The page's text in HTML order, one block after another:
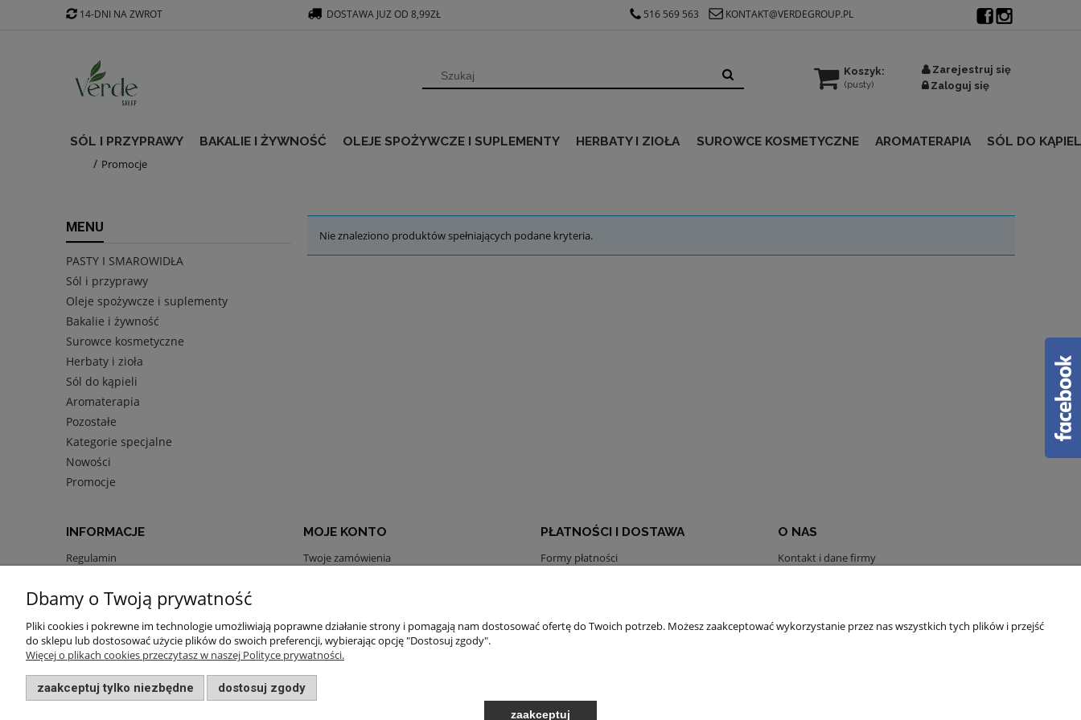
Zarejestruj się
Zaloguj się
Koszyk:
(pusty)
SÓL I PRZYPRAWY BAKALIE I ŻYWNOŚĆ OLEJE SPOŻYWCZE I SUPLEMENTY HERBATY I ZIOŁA SUROWCE KOSMETYCZNE AROMATERAPIA SÓL DO
Promocje
14-DNI NA ZWROT DOSTAWA JUZ OD 8,99ZŁ 516 569 563 KONTAKT@VERDEGROUP.PL
MENU
PASTY I SMAROWIDŁA
Sól i przyprawy
Oleje spożywcze i suplementy
Bakalie i żywność
Surowce kosmetyczne
Herbaty i zioła
Sól do kąpieli
Aromaterapia
Pozostałe
Kategorie specjalne
Nowości
Promocje
Nie znaleziono produktów spełniających podane kryteria.
INFORMACJE
Regulamin
Zwroty i reklamacje
Blog
MOJE KONTO
Twoje zamówienia
PŁATNOŚCI I DOSTAWA
Formy płatności
O NAS
Kontakt i dane firmy
O firmie
Sklep internetowy Shoper.pl
Dbamy o Twoją prywatność
Pliki cookies i pokrewne im technologie umożliwiają poprawne działanie strony i pomagają nam dostosować ofertę do Twoich potrzeb. Możesz zaakceptować wykorzystanie przez nas wszystkich tych plików i przejść
do sklepu lub dostosować użycie plików do swoich preferencji, wybierając opcję "Dostosuj zgody".
Więcej o plikach cookies przeczytasz w naszej Polityce prywatności.
zaakceptuj tylko niezbędne dostosuj zgody
zaakceptuj